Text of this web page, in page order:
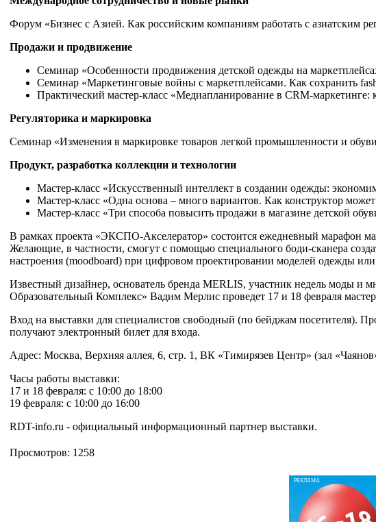
Форум «Бизнес с Азией. Как российским компаниям работать с азиатским
Продажи и продвижение
Семинар «Особенности продвижения детской одежды на
Семинар «Маркетинговые войны с маркетплейсами. Как сохранить
Практический мастер-класс «Медиапланирование в CRM-маркетинге:
Регуляторика и маркировка
Семинар «Изменения в маркировке товаров легкой промышленности и
Продукт, разработка коллекции и технологии
Мастер-класс «Искусственный интеллект в создании одежды:
Мастер-класс «Одна основа – много вариантов. Как конструктор
Мастер-класс «Три способа повысить продажи в магазине детской
В рамках проекта «ЭКСПО-Акселератор» состоится ежедневный марафон
Желающие, в частности, смогут с помощью специального боди-сканера
настроения (moodboard) при цифровом проектировании моделей одежды
Известный дизайнер, основатель бренда MERLIS, участник недель моды
Образовательный Комплекс» Вадим Мерлис проведет 17 и 18 февраля
Вход на выставки для специалистов свободный (по бейджам посетителя).
получают электронный билет для входа.
Адрес: Москва, Верхняя аллея, 6, стр. 1, ВК «Тимирязев Центр» (зал
Часы работы выставки:
17 и 18 февраля: с 10:00 до 18:00
19 февраля: с 10:00 до 16:00
RDT-info.ru - официальный информационный партнер выставки.
Просмотров: 1258
РЕКЛАМА